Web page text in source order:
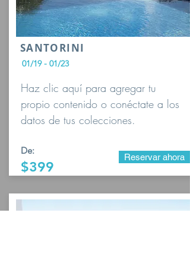
SANTORINI
01/19 - 01/23
Haz clic aquí para agregar tu
propio contenido o conéctate a los
datos de tus colecciones.
De:
$399
Reservar ahora